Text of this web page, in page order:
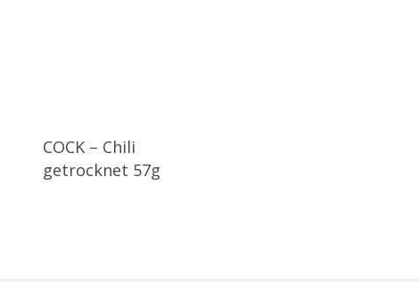
COCK – Chili
getrocknet 57g